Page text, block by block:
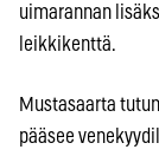
uimarannan
leikkikenttä.
Mustasaarta
pääsee